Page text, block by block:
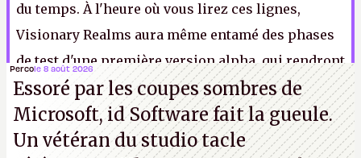
du temps. À l'heure où vous lirez ces lignes,
Visionary Realms aura même entamé des phases
de test d'une première version alpha, qui rendront
sans doute McQuaid fier, où qu'il puisse être.
Note 1 : Et sans doute un brin de folie.
Percole 8 août 2026
Essoré par les coupes sombres de
Microsoft, id Software fait la gueule.
Un vétéran du studiotacle